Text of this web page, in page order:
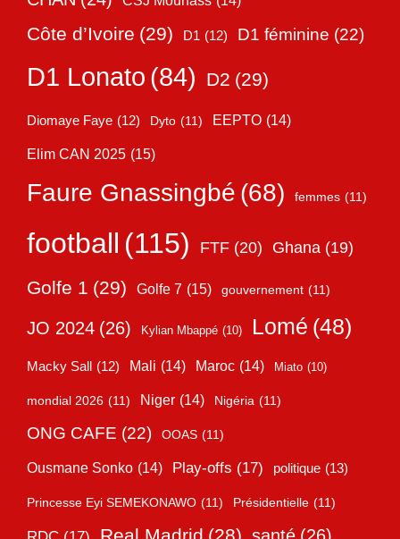
Côte d’Ivoire (29) D1 (12) D1 féminine (22)
D1 Lonato (84) D2 (29)
Diomaye Faye (12) Dyto (11) EEPTO (14)
Elim CAN 2025 (15)
Faure Gnassingbé (68) femmes (11)
football (115) FTF (20) Ghana (19)
Golfe 1 (29) Golfe 7 (15) gouvernement (11)
JO 2024 (26) Kylian Mbappé (10) Lomé (48)
Macky Sall (12) Mali (14) Maroc (14) Miato (10)
mondial 2026 (11) Niger (14) Nigéria (11)
ONG CAFE (22) OOAS (11)
Ousmane Sonko (14) Play-offs (17) politique (13)
Princesse Eyi SEMEKONAWO (11) Présidentielle (11)